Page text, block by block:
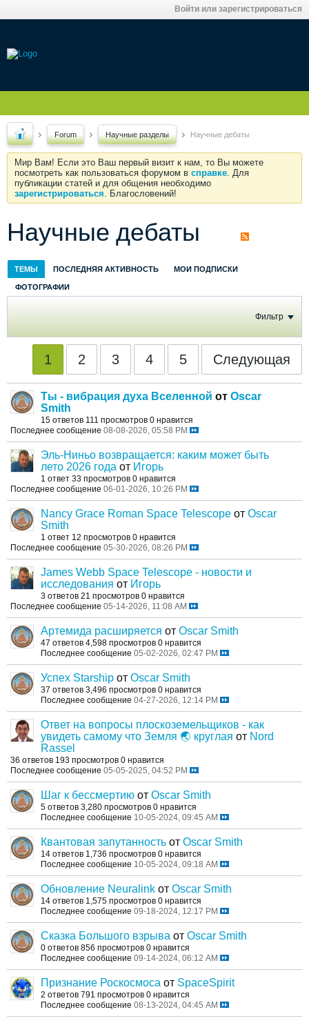
Войти или зарегистрироваться
Forum Научные разделы Научные дебаты
Мир Вам! Если это Ваш первый визит к нам, то Вы можете
посмотреть как пользоваться форумом в справке. Для
публикации статей и для общения необходимо
зарегистрироваться. Благословений!
Научные дебаты
ТЕМЫ ПОСЛЕДНЯЯ АКТИВНОСТЬ МОИ ПОДПИСКИ
ФОТОГРАФИИ
Фильтр
1 2 3 4 5 Следующая
Ты - вибрация духа Вселенной от Oscar
Smith
15 ответов 111 просмотров 0 нравится
Последнее сообщение 08-08-2026, 05:58 PM
Эль-Ниньо возвращается: каким может быть
лето 2026 года от Игорь
1 ответ 33 просмотров 0 нравится
Последнее сообщение 06-01-2026, 10:26 PM
Nancy Grace Roman Space Telescope от Oscar
Smith
1 ответ 12 просмотров 0 нравится
Последнее сообщение 05-30-2026, 08:26 PM
James Webb Space Telescope - новости и
исследования от Игорь
3 ответов 21 просмотров 0 нравится
Последнее сообщение 05-14-2026, 11:08 AM
Артемида расширяется от Oscar Smith
47 ответов 4,598 просмотров 0 нравится
Последнее сообщение 05-02-2026, 02:47 PM
Успех Starship от Oscar Smith
37 ответов 3,496 просмотров 0 нравится
Последнее сообщение 04-27-2026, 12:14 PM
Ответ на вопросы плоскоземельщиков - как
увидеть самому что Земля 🌏 круглая от Nord
Rassel
36 ответов 193 просмотров 0 нравится
Последнее сообщение 05-05-2025, 04:52 PM
Шаг к бессмертию от Oscar Smith
5 ответов 3,280 просмотров 0 нравится
Последнее сообщение 10-05-2024, 09:45 AM
Квантовая запутанность от Oscar Smith
14 ответов 1,736 просмотров 0 нравится
Последнее сообщение 10-05-2024, 09:18 AM
Обновление Neuralink от Oscar Smith
14 ответов 1,575 просмотров 0 нравится
Последнее сообщение 09-18-2024, 12:17 PM
Сказка Большого взрыва от Oscar Smith
0 ответов 856 просмотров 0 нравится
Последнее сообщение 09-14-2024, 06:12 AM
Признание Роскосмоса от SpaceSpirit
2 ответов 791 просмотров 0 нравится
Последнее сообщение 08-13-2024, 04:45 AM